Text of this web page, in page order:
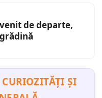
de departe,
CURIOZITĂȚI ȘI